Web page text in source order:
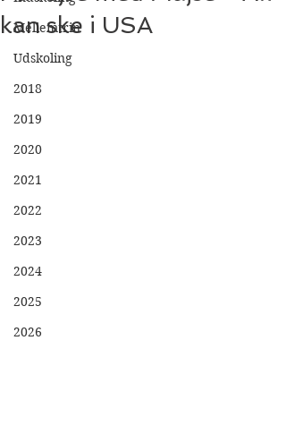
Mellemtrin
Udskoling
2018
2019
2020
2021
2022
2023
2024
2025
2026
kan ske i USA